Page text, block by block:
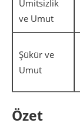
Ümitsizlik
ve Umut
Şükür ve
Umut
Özet